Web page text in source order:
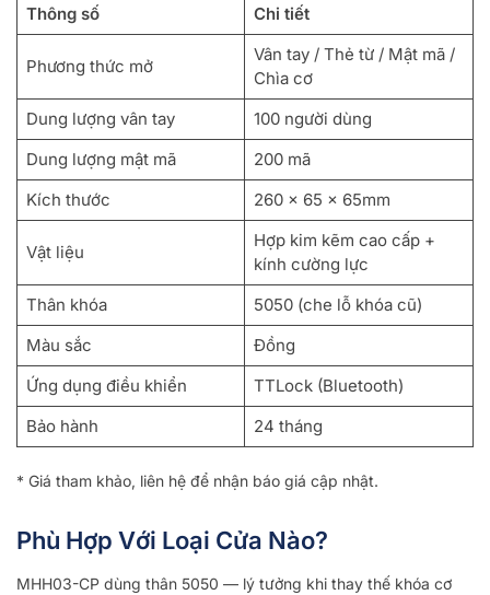
Thông số Chi tiết
Phương thức mở
Vân tay / Thẻ từ / Mật mã /
Chìa cơ
Dung lượng vân tay
100 người dùng
Dung lượng mật mã
200 mã
Kích thước
260 × 65 × 65mm
Vật liệu
Hợp kim kẽm cao cấp +
kính cường lực
Thân khóa
5050 (che lỗ khóa cũ)
Màu sắc
Đồng
Ứng dụng điều khiển
TTLock (Bluetooth)
Bảo hành
24 tháng
* Giá tham khảo, liên hệ để nhận báo giá cập nhật.
Phù Hợp Với Loại Cửa Nào?
MHH03-CP dùng thân 5050 — lý tưởng khi thay thế khóa cơ